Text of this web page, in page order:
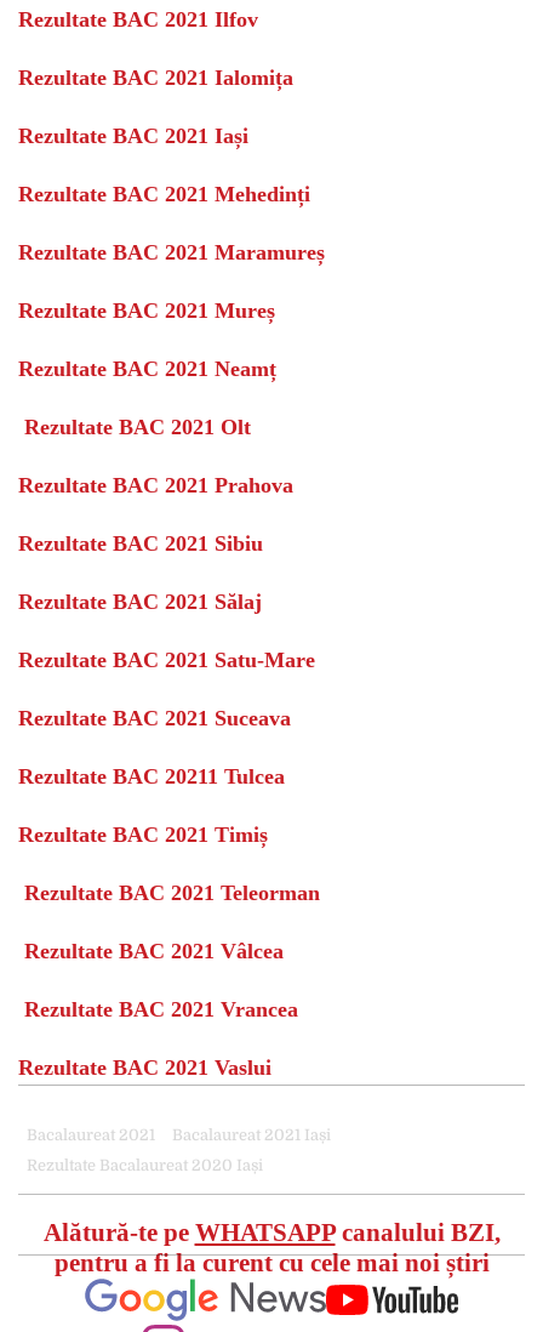
Rezultate BAC 2021 Ilfov
Rezultate BAC 2021 Ialomița
Rezultate BAC 2021 Iași
Rezultate BAC 2021 Mehedinți
Rezultate BAC 2021 Maramureș
Rezultate BAC 2021 Mureș
Rezultate BAC 2021 Neamț
Rezultate BAC 2021 Olt
Rezultate BAC 2021 Prahova
Rezultate BAC 2021 Sibiu
Rezultate BAC 2021 Sălaj
Rezultate BAC 2021 Satu-Mare
Rezultate BAC 2021 Suceava
Rezultate BAC 20211 Tulcea
Rezultate BAC 2021 Timiș
Rezultate BAC 2021 Teleorman
Rezultate BAC 2021 Vâlcea
Rezultate BAC 2021 Vrancea
Rezultate BAC 2021 Vaslui
Bacalaureat 2021
Bacalaureat 2021 Iași
Rezultate Bacalaureat 2020 Iași
Alătură-te pe WHATSAPPcanalului BZI,
pentru a fi la curent cu cele mai noi știri